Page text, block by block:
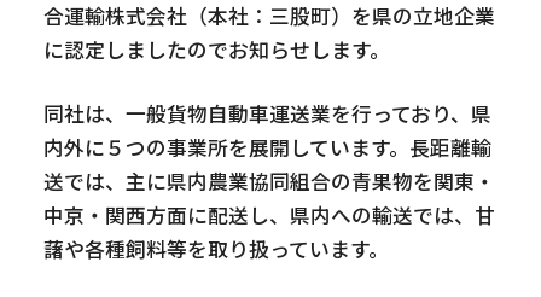
合運輸株式会社（本社：三股町）を県の立地企業
に認定しましたのでお知らせします。
同社は、一般貨物自動車運送業を行っており、県
内外に５つの事業所を展開しています。長距離輸
送では、主に県内農業協同組合の青果物を関東・
中京・関西方面に配送し、県内への輸送では、甘
藷や各種飼料等を取り扱っています。